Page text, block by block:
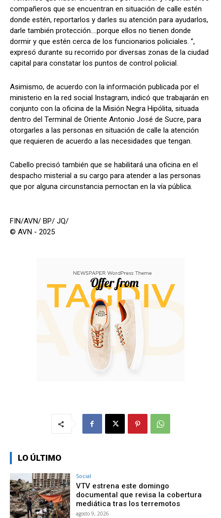
compañeros que se encuentran en situación de calle estén
donde estén, reportarlos y darles su atención para ayudarlos,
darle también protección….porque ellos no tienen donde
dormir y que estén cerca de los funcionarios policiales. ”,
expresó durante su recorrido por diversas zonas de la ciudad
capital para constatar los puntos de control policial.
Asimismo, de acuerdo con la información publicada por el
ministerio en la red social Instagram, indicó que trabajarán en
conjunto con la oficina de la Misión Negra Hipólita, situada
dentro del Terminal de Oriente Antonio José de Sucre, para
otorgarles a las personas en situación de calle la atención
que requieren de acuerdo a las necesidades que tengan.
Cabello precisó también que se habilitará una oficina en el
despacho misterial a su cargo para atender a las personas
que por alguna circunstancia pernoctan en la vía pública.
FIN/AVN/ BP/ JQ/
© AVN - 2025
LO ÚLTIMO
Social
VTV estrena este domingo
documental que revisa la cobertura
mediática tras los terremotos
agosto 9, 2026